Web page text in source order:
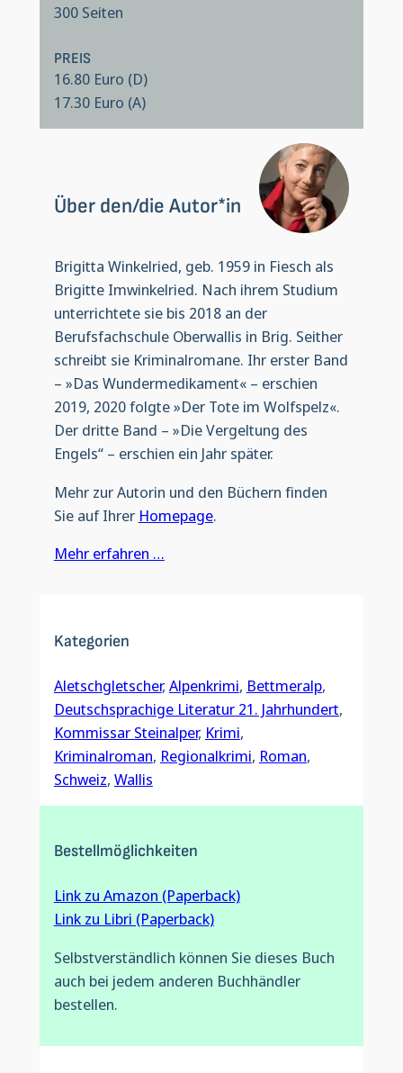
300 Seiten
PREIS
16.80 Euro (D)
17.30 Euro (A)
Über den/die Autor*in
Brigitta Winkelried, geb. 1959 in Fiesch als
Brigitte Imwinkelried. Nach ihrem Studium
unterrichtete sie bis 2018 an der
Berufsfachschule Oberwallis in Brig. Seither
schreibt sie Kriminalromane. Ihr erster Band
– »Das Wundermedikament« – erschien
2019, 2020 folgte »Der Tote im Wolfspelz«.
Der dritte Band – »Die Vergeltung des
Engels“ – erschien ein Jahr später.
Mehr zur Autorin und den Büchern finden
Sie auf Ihrer Homepage.
Mehr erfahren …
Kategorien
Aletschgletscher, Alpenkrimi, Bettmeralp
Deutschsprachige Literatur 21. Jahrhundert
Kommissar Steinalper, Krimi
Kriminalroman, Regionalkrimi, Roman
Schweiz, Wallis
Bestellmöglichkeiten
Link zu Amazon (Paperback)
Link zu Libri (Paperback)
Selbstverständlich können Sie dieses Buch
auch bei jedem anderen Buchhändler
bestellen.